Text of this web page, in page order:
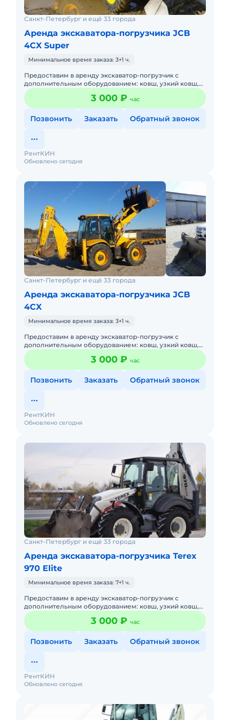
Санкт-Петербург и ещё 33 города
Аренда экскаватора-погрузчика JCB
4CX Super
Минимальное время заказа: 3+1 ч.
Предоставим в аренду экскаватор-погрузчик с
дополнительным оборудованием: ковш, узкий ковш,
гидромолот, вилы и ямобур. Минимальный заказ
спецтехники - половина3 000 ₽ час
Позвонить Заказать Обратный звонок
Обновлено сегодня
РентКИН
Санкт-Петербург и ещё 33 города
Аренда экскаватора-погрузчика JCB
4CX
Минимальное время заказа: 3+1 ч.
Предоставим в аренду экскаватор-погрузчик с
дополнительным оборудованием: ковш, узкий ковш,
гидромолот, вилы и ямобур. Минимальный заказ
спецтехники - половина3 000 ₽ час
Позвонить Заказать Обратный звонок
Обновлено сегодня
РентКИН
Санкт-Петербург и ещё 33 города
Аренда экскаватора-погрузчика Terex
970 Elite
Минимальное время заказа: 7+1 ч.
Предоставим в аренду экскаватор-погрузчик с
дополнительным оборудованием: ковш, узкий ковш,
гидромолот, вилы и ямобур. Минимальный заказ
спецтехники - половина3 000 ₽ час
Позвонить Заказать Обратный звонок
Обновлено сегодня
РентКИН